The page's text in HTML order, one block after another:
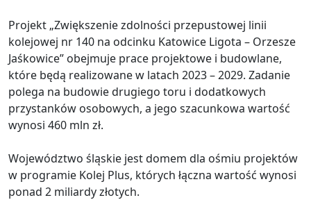
Projekt „Zwiększenie zdolności przepustowej linii
kolejowej nr 140 na odcinku Katowice Ligota – Orzesze
Jaśkowice” obejmuje prace projektowe i budowlane,
które będą realizowane w latach 2023 – 2029. Zadanie
polega na budowie drugiego toru i dodatkowych
przystanków osobowych, a jego szacunkowa wartość
wynosi 460 mln zł.
Województwo śląskie jest domem dla ośmiu projektów
w programie Kolej Plus, których łączna wartość wynosi
ponad 2 miliardy złotych.